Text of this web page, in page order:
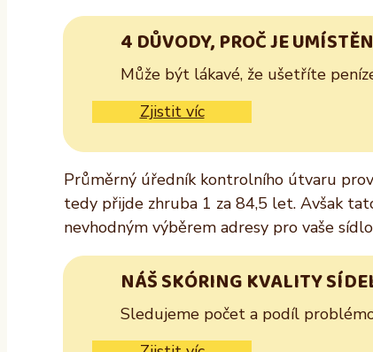
4 DŮVODY, PROČ JE
Může být lákavé, že ušetříte
Zjistit víc
Průměrný úředník kontrolního útvaru
tedy přijde zhruba 1 za 84,5 let. Avšak
nevhodným výběrem adresy pro vaše
NÁŠ SKÓRING KVALITY
Sledujeme počet a podíl